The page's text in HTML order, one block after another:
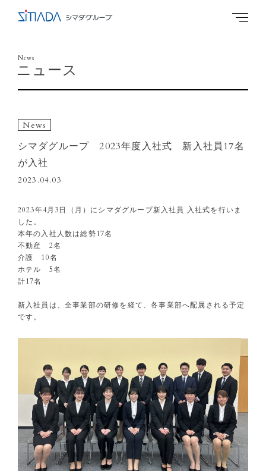
News
ニュース
News
シマダグループ 2023年度入社式 新入社員17名
が入社
2023.04.03
2023年4月3日（月）にシマダグループ新入社員 入社式を行いま
した。
本年の入社人数は総勢17名
不動産 2名
介護 10名
ホテル 5名
計17名
新入社員は、全事業部の研修を経て、各事業部へ配属される予定
です。